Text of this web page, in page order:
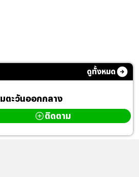
ดูทั้งหมด
ตะวันออกกลาง
ติดตาม